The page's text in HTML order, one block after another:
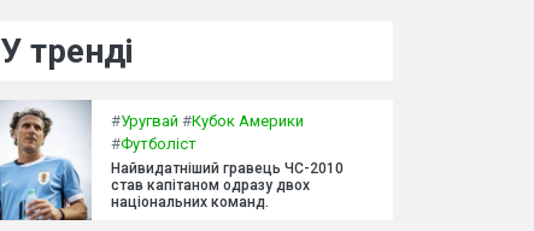
У тренді
#Уругвай #Кубок Америки
#Футболіст
Найвидатніший гравець ЧС-2010
став капітаном одразу двох
національних команд.